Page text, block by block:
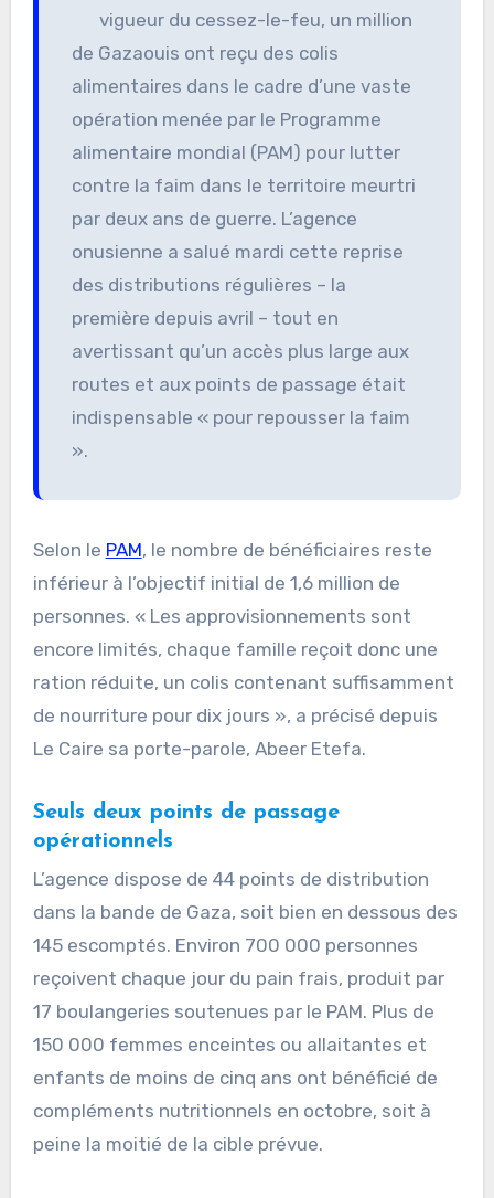
vigueur du cessez-le-feu, un million
de Gazaouis ont reçu des colis
alimentaires dans le cadre d’une vaste
opération menée par le Programme
alimentaire mondial (PAM) pour lutter
contre la faim dans le territoire meurtri
par deux ans de guerre. L’agence
onusienne a salué mardi cette reprise
des distributions régulières – la
première depuis avril – tout en
avertissant qu’un accès plus large aux
routes et aux points de passage était
indispensable « pour repousser la faim
».
Selon le PAM, le nombre de bénéficiaires reste
inférieur à l’objectif initial de 1,6 million de
personnes. « Les approvisionnements sont
encore limités, chaque famille reçoit donc une
ration réduite, un colis contenant suffisamment
de nourriture pour dix jours », a précisé depuis
Le Caire sa porte-parole, Abeer Etefa.
Seuls deux points de passage
opérationnels
L’agence dispose de 44 points de distribution
dans la bande de Gaza, soit bien en dessous des
145 escomptés. Environ 700 000 personnes
reçoivent chaque jour du pain frais, produit par
17 boulangeries soutenues par le PAM. Plus de
150 000 femmes enceintes ou allaitantes et
enfants de moins de cinq ans ont bénéficié de
compléments nutritionnels en octobre, soit à
peine la moitié de la cible prévue.